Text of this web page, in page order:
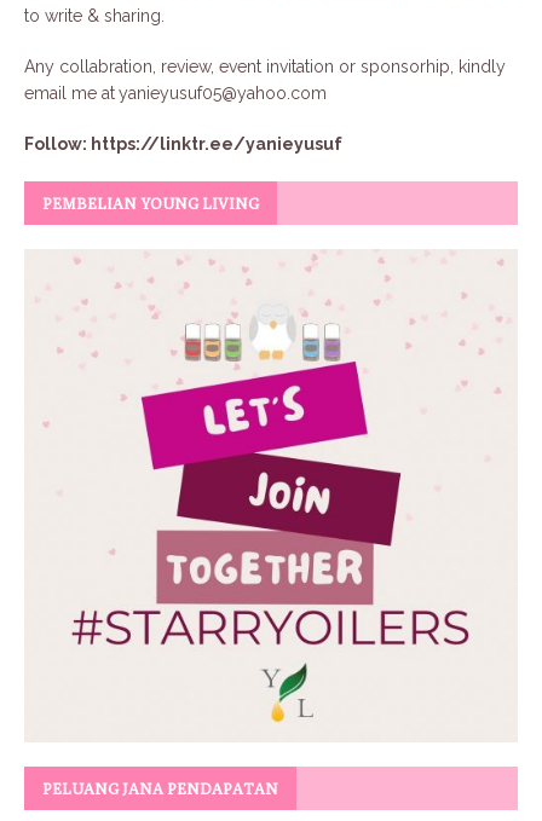
to write & sharing.
Any collabration, review, event invitation or sponsorhip, kindly
email me atyanieyusuf05@yahoo.com
Follow: https://linktr.ee/yanieyusuf
PEMBELIAN YOUNG LIVING
PELUANG JANA PENDAPATAN